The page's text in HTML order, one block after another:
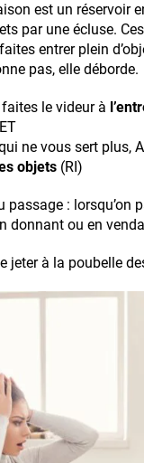
est un réservoir
par une écluse.
entrer plein
pas, elle déborde.
le videur à
ne vous sert plus,
objets (RI)
passage : lorsqu’on
donnant ou en
jeter à la poubelle